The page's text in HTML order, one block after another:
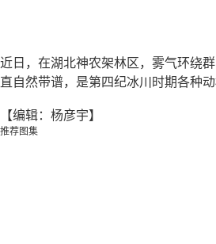
近日，在湖北神农架林区，雾气环绕
直自然带谱，是第四纪冰川时期各种
【编辑：杨彦宇】
推荐图集